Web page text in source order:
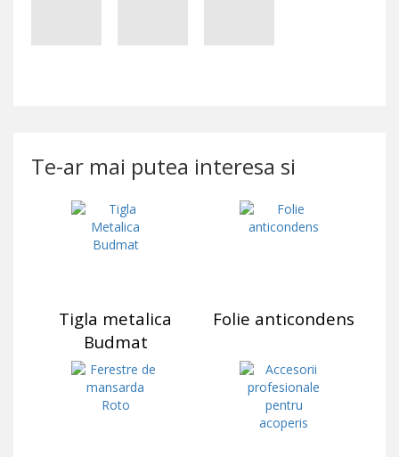
Te-ar mai putea interesa si
Tigla metalica
Budmat
Folie anticondens